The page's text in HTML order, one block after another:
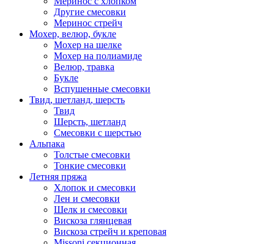
Другие смесовки
Меринос стрейч
Мохер, велюр, букле
Мохер на шелке
Мохер на полиамиде
Велюр, травка
Букле
Вспушенные смесовки
Твид, шетланд, шерсть
Твид
Шерсть, шетланд
Смесовки с шерстью
Альпака
Толстые смесовки
Тонкие смесовки
Летняя пряжа
Хлопок и смесовки
Лен и смесовки
Шелк и смесовки
Вискоза глянцевая
Вискоза стрейч и креповая